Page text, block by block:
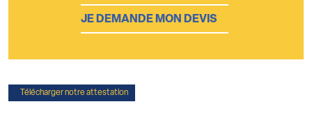
Télécharger notre attestation